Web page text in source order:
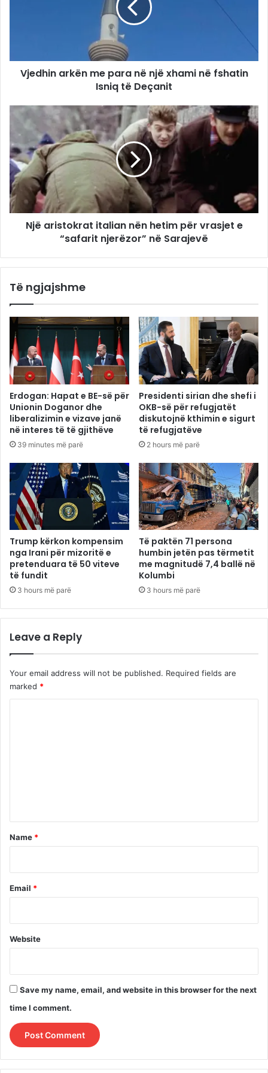
Vjedhin arkën me para në një xhami në fshatin
Isniq të Deçanit
Një aristokrat italian nën hetim për vrasjet e
“safarit njerëzor” në Sarajevë
Të ngjajshme
Erdogan: Hapat e BE-së për
Unionin Doganor dhe
liberalizimin e vizave janë
në interes të të gjithëve
39 minutes më parë
Presidenti sirian dhe shefi i
OKB-së për refugjatët
diskutojnë kthimin e sigurt
të refugjatëve
2 hours më parë
Trump kërkon kompensim
nga Irani për mizoritë e
pretenduara të 50 viteve
të fundit
3 hours më parë
Të paktën 71 persona
humbin jetën pas tërmetit
me magnitudë 7,4 ballë në
Kolumbi
3 hours më parë
Leave a Reply
Your email address will not be published. Required fields are
marked *
*
Name *
Email *
Website
Save my name, email, and website in this browser for the next
time I comment.